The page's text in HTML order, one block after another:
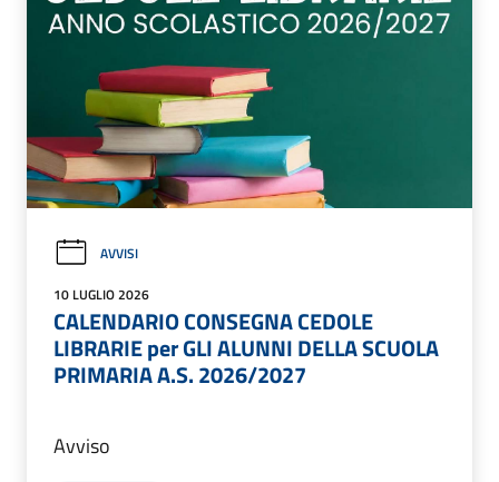
AVVISI
10 LUGLIO 2026
CALENDARIO CONSEGNA CEDOLE
LIBRARIE per GLI ALUNNI DELLA SCUOLA
PRIMARIA A.S. 2026/2027
Avviso